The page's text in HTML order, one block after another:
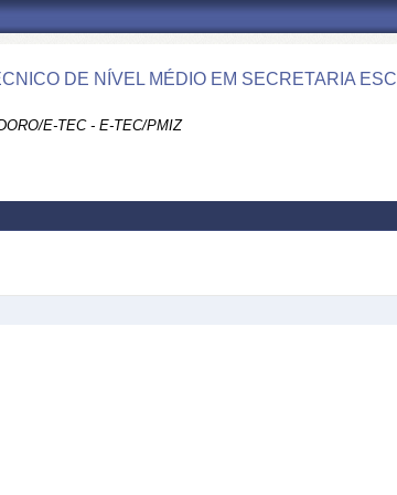
DE NÍVEL MÉDIO EM SECRETARIA
E-TEC - E-TEC/PMIZ